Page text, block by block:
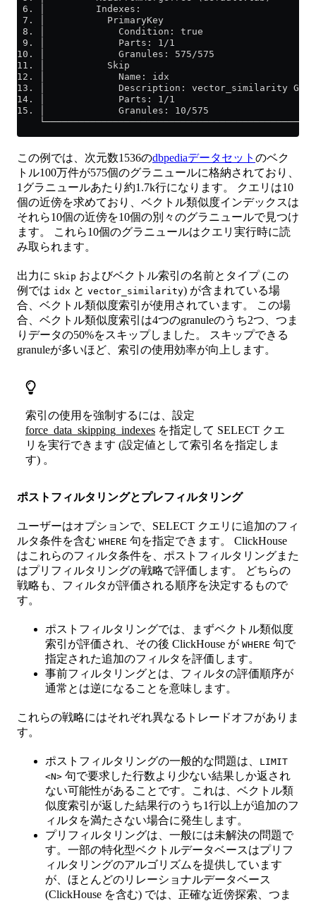
6. │         Indexes:
7. │           PrimaryKey
8. │             Condition: true
9. │             Parts: 1/1
10. │             Granules: 575/575
11. │           Skip
12. │             Name: idx
13. │             Description: vector_similarity
14. │             Parts: 1/1
15. │             Granules: 10/575
この例では、次元数1536のdbpediaデータセット のベク
トル100万件が575個のグラニュールに格納されており、
1グラニュールあたり約1.7k行になります。 クエリは10
個の近傍を求めており、ベクトル類似度インデックスは
それら10個の近傍を10個の別々のグラニュールで見つけ
ます。 これら10個のグラニュールはクエリ実行時に読
み取られます。
出力に Skip およびベクトル索引の名前とタイプ (この
例では idx と vector_similarity) が含まれている場
合、ベクトル類似度索引が使用されています。 この場
合、ベクトル類似度索引は4つのgranuleのうち2つ、つま
りデータの50%をスキップしました。 スキップできる
granuleが多いほど、索引の使用効率が向上します。
索引の使用を強制するには、設定
force_data_skipping_indexes を指定して SELECT クエ
リを実行できます (設定値として索引名を指定しま
す) 。
ポストフィルタリングとプレフィルタリング
ユーザーはオプションで、SELECT クエリに追加のフィ
ルタ条件を含む WHERE 句を指定できます。 ClickHouse
はこれらのフィルタ条件を、ポストフィルタリングまた
はプリフィルタリングの戦略で評価します。 どちらの
戦略も、フィルタが評価される順序を決定するもので
す。
ポストフィルタリングでは、まずベクトル類似度
索引が評価され、その後 ClickHouse が WHERE 句で
指定された追加のフィルタを評価します。
事前フィルタリングとは、フィルタの評価順序が
通常とは逆になることを意味します。
これらの戦略にはそれぞれ異なるトレードオフがありま
す。
ポストフィルタリングの一般的な問題は、
LIMIT
<N> 句で要求した行数より少ない結果しか返され
ない可能性があることです。これは、ベクトル類
似度索引が返した結果行のうち1行以上が追加のフ
ィルタを満たさない場合に発生します。
プリフィルタリングは、一般には未解決の問題で
す。一部の特化型ベクトルデータベースはプリフ
ィルタリングのアルゴリズムを提供しています
が、ほとんどのリレーショナルデータベース
(ClickHouse を含む) では、正確な近傍探索、つま